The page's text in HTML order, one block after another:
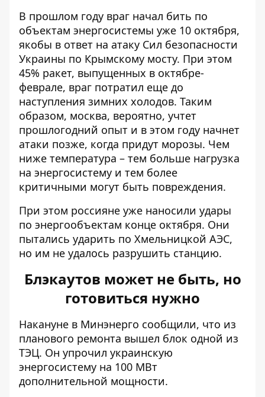
В прошлом году враг начал бить по
объектам энергосистемы уже 10 октября,
якобы в ответ на атаку Сил безопасности
Украины по Крымскому мосту. При этом
45% ракет, выпущенных в октябре-
феврале, враг потратил еще до
наступления зимних холодов. Таким
образом, москва, вероятно, учтет
прошлогодний опыт и в этом году начнет
атаки позже, когда придут морозы. Чем
ниже температура – ​​тем больше нагрузка
на энергосистему и тем более
критичными могут быть повреждения.
При этом россияне уже наносили удары
по энергообъектам конце октября. Они
пытались ударить по Хмельницкой АЭС,
но им не удалось разрушить станцию.
Блэкаутов может не быть, но
готовиться нужно
Накануне в Минэнерго сообщили, что из
планового ремонта вышел блок одной из
ТЭЦ. Он упрочил украинскую
энергосистему на 100 МВт
дополнительной мощности.